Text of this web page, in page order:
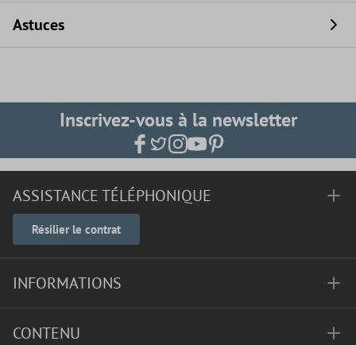
Astuces
Inscrivez-vous à la newsletter
ASSISTANCE TÉLÉPHONIQUE
Résilier le contrat
INFORMATIONS
CONTENU